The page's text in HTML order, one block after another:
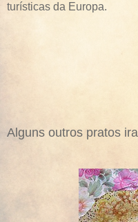
turísticas da Europa.
Alguns outros pratos